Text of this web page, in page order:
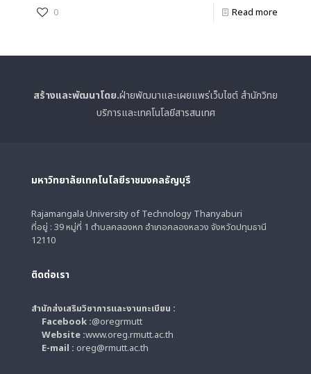
0 Read more
สร้างและพัฒนาโดย.ฝ่ายพัฒนาและเผยแพร่เว็บไซต์ สำนักวิทย
บริการและเทคโนโลยีสารสนเทศ
มหาวิทยาลัยเทคโนโลยีราชมงคลธัญบุรี
Rajamangala University of Technology Thanyaburi
ที่อยู่ : 39 หมู่ที่ 1 ตำบลคลองหก อำเภอคลองหลวง จังหวัดปทุมธานี
12110
ติดต่อเรา
สำนักส่งเสริมวิชาการและงานทะเบียน :
Facebook :@oregrmutt
Website :www.oreg.rmutt.ac.th
E-mail : oreg@rmutt.ac.th